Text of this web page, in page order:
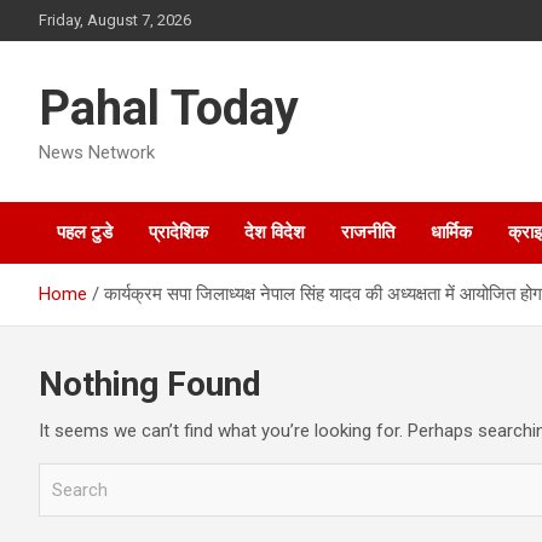
to
Friday, August 7, 2026
Pahal Today
News Network
पहल टुडे प्रादेशिक देश विदेश राजनीति धार्मिक
Home कार्यक्रम सपा जिलाध्यक्ष नेपाल सिंह यादव की अध्यक्षता में आयोजित
Nothing Found
It seems we can’t find what you’re looking for. Perhaps